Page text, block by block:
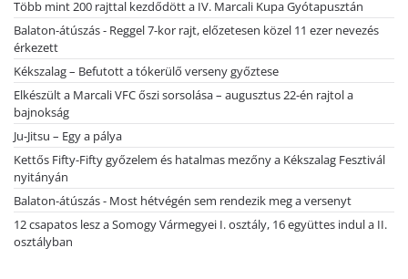
Több mint 200 rajttal kezdődött a IV. Marcali Kupa Gyótapusztán
Balaton-átúszás - Reggel 7-kor rajt, előzetesen közel 11 ezer nevezés
érkezett
Kékszalag – Befutott a tókerülő verseny győztese
Elkészült a Marcali VFC őszi sorsolása – augusztus 22-én rajtol a
bajnokság
Ju-Jitsu – Egy a pálya
Kettős Fifty-Fifty győzelem és hatalmas mezőny a Kékszalag Fesztivál
nyitányán
Balaton-átúszás - Most hétvégén sem rendezik meg a versenyt
12 csapatos lesz a Somogy Vármegyei I. osztály, 16 együttes indul a II.
osztályban